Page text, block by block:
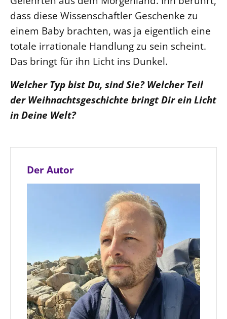
Der Autor
dass diese Wissenschaftler Geschenke zu
einem Baby brachten, was ja eigentlich eine
totale irrationale Handlung zu sein scheint.
Das bringt für ihn Licht ins Dunkel.
Welcher Typ bist Du, sind Sie? Welcher Teil
der Weihnachtsgeschichte bringt Dir ein Licht
in Deine Welt?